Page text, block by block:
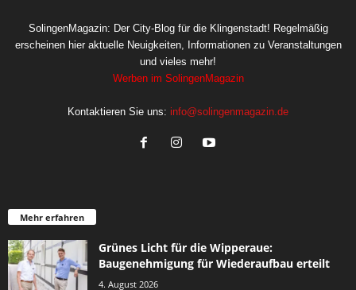
SolingenMagazin: Der City-Blog für die Klingenstadt! Regelmäßig
erscheinen hier aktuelle Neuigkeiten, Informationen zu Veranstaltungen
und vieles mehr!
Werben im SolingenMagazin
Kontaktieren Sie uns: info@solingenmagazin.de
Mehr erfahren
Grünes Licht für die Wipperaue:
Baugenehmigung für Wiederaufbau erteilt
4. August 2026